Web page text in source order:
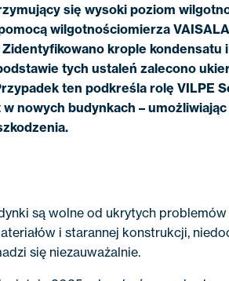
się wysoki poziom
wilgotnościomierza
krople kondensatu i
tych ustaleń zalecono
ten podkreśla rolę VILPE
nowych budynkach –
są wolne od ukrytych
i starannej konstrukcji,
się niezauważalnie.